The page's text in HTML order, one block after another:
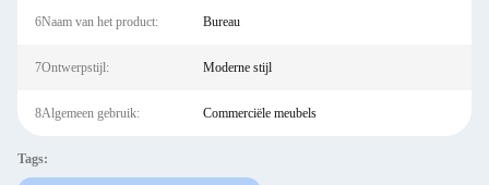
6Naam van het product: Bureau
7Ontwerpstijl: Moderne stijl
8Algemeen gebruik: Commerciële meubels
Tags: